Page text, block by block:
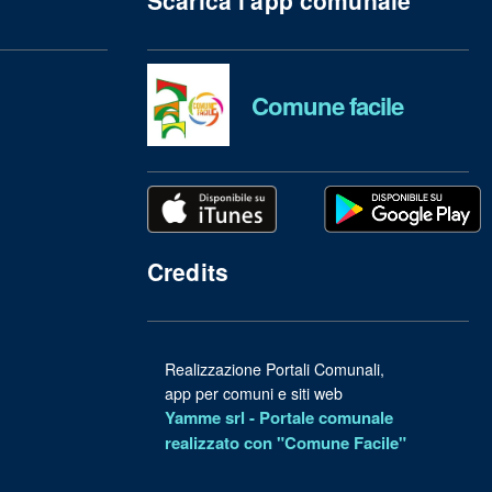
Comune facile
Credits
Realizzazione Portali Comunali,
app per comuni e siti web
Yamme srl - Portale comunale
realizzato con "Comune Facile"